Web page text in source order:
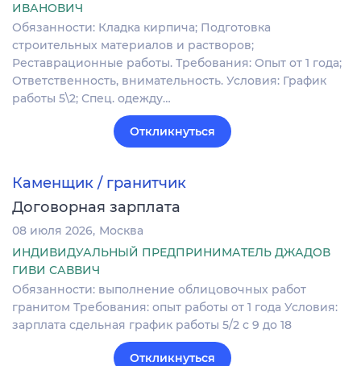
ИВАНОВИЧ
Обязанности: Кладка кирпича; Подготовка
строительных материалов и растворов;
Реставрационные работы. Требования: Опыт от 1 года;
Ответственность, внимательность. Условия: График
работы 5\2; Спец. одежду…
Откликнуться
Каменщик / гранитчик
Договорная зарплата
08 июля 2026 Москва
ИНДИВИДУАЛЬНЫЙ ПРЕДПРИНИМАТЕЛЬ ДЖАДОВ
ГИВИ САВВИЧ
Обязанности: выполнение облицовочных работ
гранитом Требования: опыт работы от 1 года Условия:
зарплата сдельная график работы 5/2 с 9 до 18
Откликнуться